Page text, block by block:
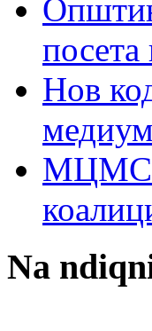
посета
Нов
МЦМС
Na